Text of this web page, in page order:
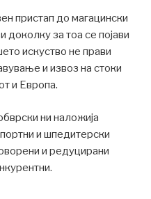
пристап до магацински
доколку за тоа се појави
искуство не прави
и извоз на стоки
и Европа.
ни наложија
и шпедитерски
и редуцирани